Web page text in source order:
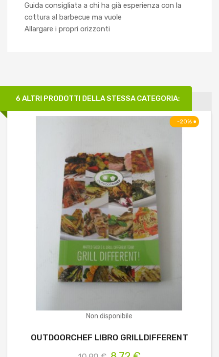
Guida consigliata a chi ha già esperienza con la
cottura al barbecue ma vuole
Allargare i propri orizzonti
6 ALTRI PRODOTTI DELLA STESSA CATEGORIA:
-20%
Non disponibile
OUTDOORCHEF LIBRO GRILLDIFFERENT